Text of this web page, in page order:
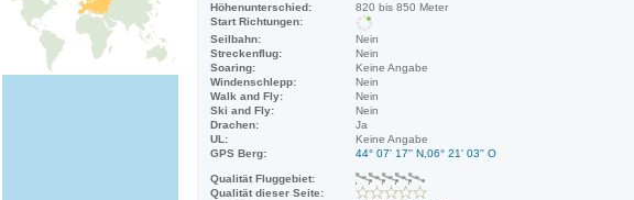
Höhenunterschied:
820 bis 850 Meter
Start Richtungen:
Seilbahn:
Nein
Streckenflug:
Nein
Soaring:
Keine Angabe
Windenschlepp:
Nein
Walk and Fly:
Nein
Ski and Fly:
Nein
Drachen:
Ja
UL:
Keine Angabe
GPS Berg:
44° 07' 17'' N,06° 21' 03'' O
Qualität Fluggebiet:
Qualität dieser Seite: